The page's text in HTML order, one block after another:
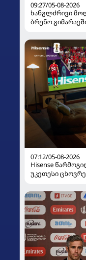
09:27/05-08-2026
ხანგლძრივი
ბრუნო
07:12/05-08-2026
Hisense
უკეთესი